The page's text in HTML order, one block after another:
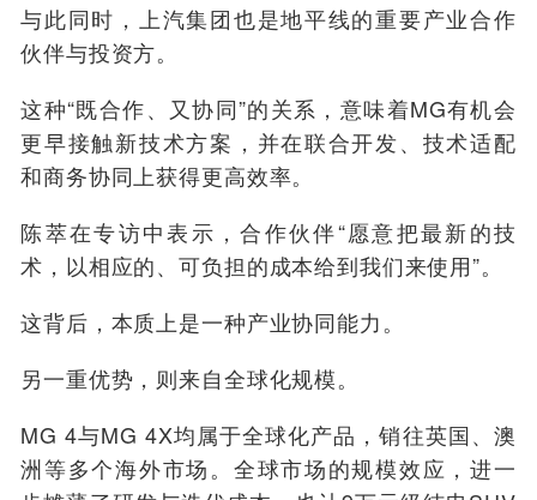
与此同时，上汽集团也是地平线的重要产业合作
伙伴与投资方。
这种“既合作、又协同”的关系，意味着MG有机会
更早接触新技术方案，并在联合开发、技术适配
和商务协同上获得更高效率。
陈萃在专访中表示，合作伙伴“愿意把最新的技
术，以相应的、可负担的成本给到我们来使用”。
这背后，本质上是一种产业协同能力。
另一重优势，则来自全球化规模。
MG 4与MG 4X均属于全球化产品，销往英国、澳
洲等多个海外市场。全球市场的规模效应，进一